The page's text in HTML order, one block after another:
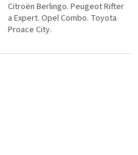
Citroën Berlingo. Peugeot Rifter
a Expert. Opel Combo. Toyota
Proace City.